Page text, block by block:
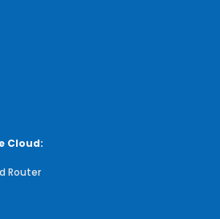
Cloud:
Router